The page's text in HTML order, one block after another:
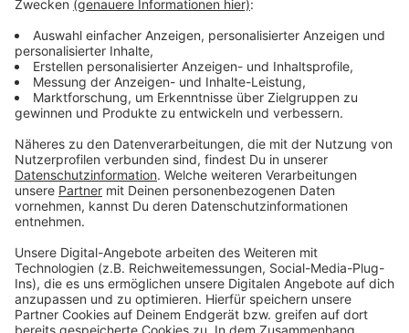
ein Verordnungsentwurf des Bundes vorsieht. Bei
Personal im Gesundheitswesen, in der Pflege und der
"kritischen Infrastruktur" wie der Polizei sollen es
Arbeitgeber-Bescheinigungen tun. Wenn Menschen
mit bestimmten Vorerkrankungen an die Reihe
kommen, sollen sie ein ärztliches Attest vorlegen
müssen. Kennt einen der Arzt, soll man sich das auch
telefonisch bestellen und zuschicken lassen können.
Anzeige
Werden Impfungen auch dokumentiert und
überwacht?
Anzeige